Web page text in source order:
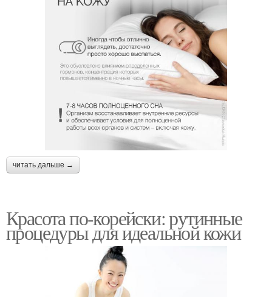
читать дальше →
Красота по-корейски: рутинные
процедуры для идеальной кожи